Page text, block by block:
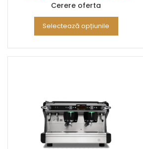
Cerere oferta
Selectează opțiunile